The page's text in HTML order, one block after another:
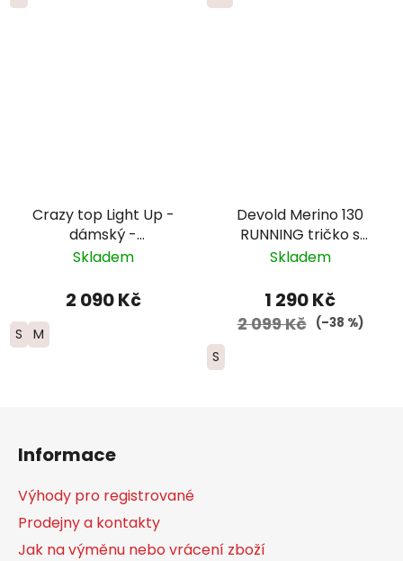
Crazy top Light Up -
dámský -
fialová/růžová
Skladem
2 090 Kč
S M
Devold Merino 130
RUNNING tričko s
krátkým rukávem -
modrá
Skladem
1 290 Kč
2 099 Kč (–38 %)
S
Informace
Výhody pro registrované
Prodejny a kontakty
Jak na výměnu nebo vrácení zboží